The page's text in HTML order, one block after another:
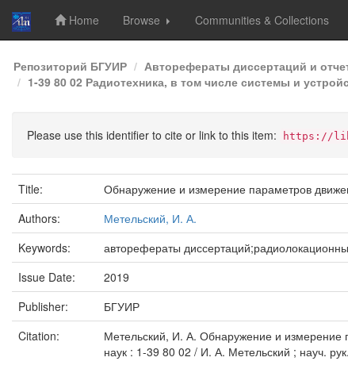
Skip
navigation
Home Browse Communities & Collections
Репозиторий БГУИР Авторефераты диссертаций и
1-39 80 02 Радиотехника, в том числе системы и
Please use this identifier to cite or link to this item: https://
Title:
Обнаружение и измерение параметров
Authors:
Метельский, И. А.
Keywords:
авторефераты
Issue Date:
2019
Publisher:
БГУИР
Citation:
Метельский, И. А. Обнаружение и измерение
наук : 1-39 80 02 / И. А. Метельский ; науч.